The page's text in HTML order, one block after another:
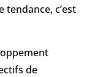
tendance, c’est
de